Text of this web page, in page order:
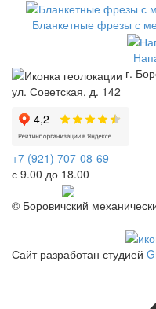
Бланкетные фрезы с
г.
ул. Советская, д. 142
+7 (921) 707-08-69
с 9.00 до 18.00
© Боровичский
Сайт разработан студией